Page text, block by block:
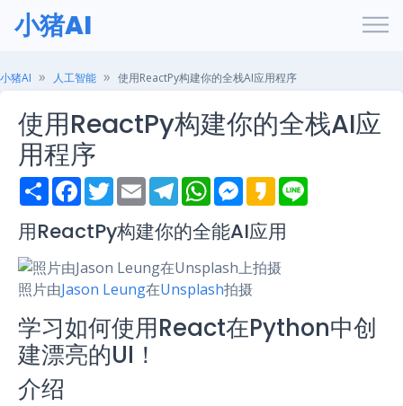
小猪AI
小猪AI 人工智能 使用ReactPy构建你的全栈AI应用程序
使用ReactPy构建你的全栈AI应
用程序
S
h
r
e
F
a
e
b
o
k
T
w
t
t
r
E
m
i
l
T
e
e
g
a
m
W
h
t
s
p
p
M
e
s
e
n
g
e
r
K
a
a
o
用ReactPy构建你的全能AI应用
照片由Jason Leung在Unsplash拍摄
学习如何使用React在Python中创
建漂亮的UI！
介绍